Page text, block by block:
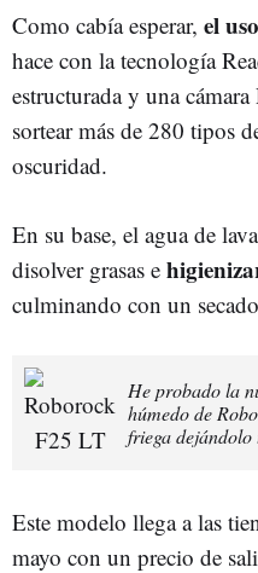
Como cabía esperar, el
hace con la tecnología
estructurada y una
sortear más de 280 tipos
oscuridad.
En su base, el agua de
disolver grasas e
culminando con un
He probado la
húmedo de
friega
Este modelo llega a las
mayo con un precio de